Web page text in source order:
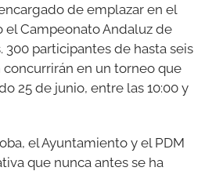
de emplazar en el
Campeonato Andaluz de
300 participantes de hasta seis
en un torneo que
25 de junio, entre las 10:00 y
el Ayuntamiento y el PDM
que nunca antes se ha